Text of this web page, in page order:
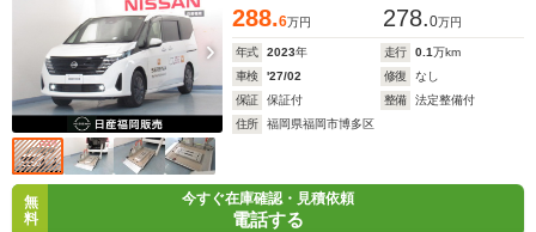
288.6万円 278.0万円
年式 2023年 走行 0.1万km
車検
'27/02 修復
なし
保証
保証付 整備
法定整備付
住所
福岡県福岡市博多区
無
料
今すぐ在庫確認・見積依頼
電話する